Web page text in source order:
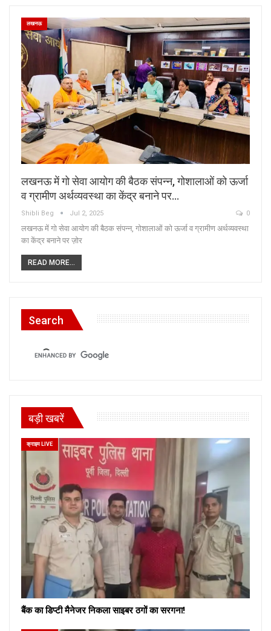
लखनऊ
लखनऊ में गो सेवा आयोग की बैठक संपन्न, गोशालाओं को ऊर्जा
व ग्रामीण अर्थव्यवस्था का केंद्र बनाने पर…
Shibli Beg Jul 2, 2025 0
लखनऊ में गो सेवा आयोग की बैठक संपन्न, गोशालाओं को ऊर्जा व ग्रामीण अर्थव्यवस्था
का केंद्र बनाने पर ज़ोर
READ MORE...
Search
बड़ी खबरें
क्राइम LIVE
बैंक का डिप्टी मैनेजर निकला साइबर ठगों का सरगना!